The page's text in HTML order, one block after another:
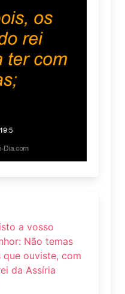
a vosso
Não temas
que ouviste, com
da Assíria